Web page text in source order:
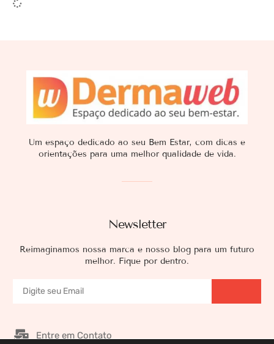
Newsletter
Reimaginamos nossa marca e nosso blog para um futuro
melhor. Fique por dentro.
Um espaço dedicado ao seu Bem Estar, com dicas e
orientações para uma melhor qualidade de vida.
Entre em Contato